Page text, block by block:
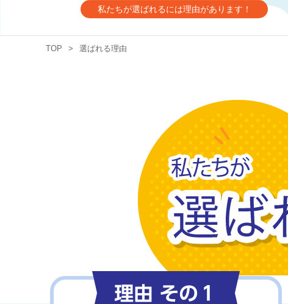
私たちが選ばれるには理由があります！
TOP > 選ばれる理由